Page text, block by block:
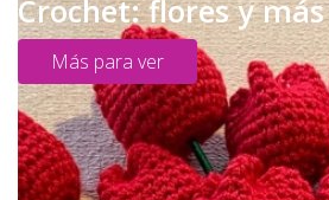
Crochet: flores y más
Más para ver